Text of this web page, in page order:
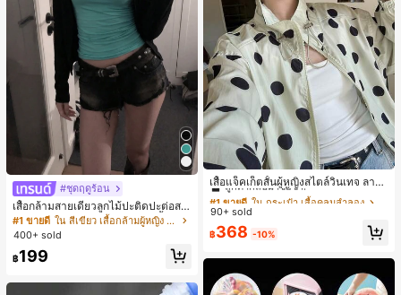
#ชุดฤดูร้อน
เสื้อกล้ามสายเดี่ยวลูกไม้ปะติดปะต่อสไ
ตล์เกาหลี, สุนทรียศาสตร์ Y2K, เสื้อผ้าส
ตรีทแวร์ลำลองฤดูร้อน
#1 ขายดี
ใน สีเขียว เสื้อกล้ามผู้หญิง & Camis
400+ sold
฿199
เสื้อแจ็คเก็ตสั้นผู้หญิงสไตล์วินเทจ ลายจุ
ดขนาดใหญ่ คอตั้ง เอวเข้ารูป แขนพอง
ทรงหลวม แฟชั่นอเนกประสงค์ สำหรับใ
ส่ประจำวันและไปเที่ยวพักผ่อน
#1 ขายดี
ใน กระเป๋า เสื้อคลุมลำลอง
ลูกค้ากลับมาซื้อซ้ำ!
#1 ขายดี ใน กระเป๋า เสื้อคลุมลำลอง
ลูกค้ากลับมาซื้อซ้ำ!
#1 ขายดี ใน กระเป๋า เสื้อคลุมลำลอง
ลูกค้ากลับมาซื้อซ้ำ!
#1 ขายดี
ใน กระเป๋า เสื้อคลุมลำลอง
90+ sold
฿368 -10%